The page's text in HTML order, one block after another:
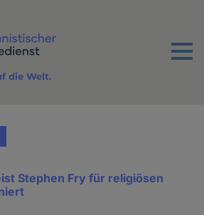
Menu
die Welt.
Stephen Fry für religiösen